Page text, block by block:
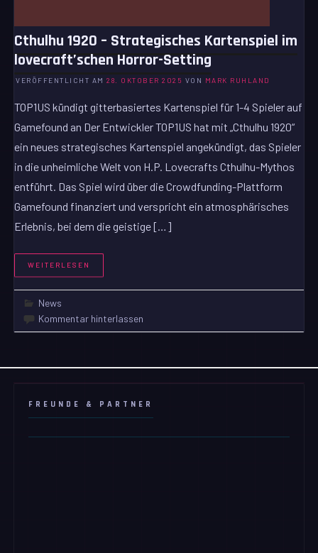
Cthulhu 1920 – Strategisches Kartenspiel im
lovecraft’schen Horror-Setting
VERÖFFENTLICHT AM28. OKTOBER 2025 VON MARK RUHLAND
TOP1US kündigt gitterbasiertes Kartenspiel für 1-4 Spieler auf
Gamefound an Der Entwickler TOP1US hat mit „Cthulhu 1920“
ein neues strategisches Kartenspiel angekündigt, das Spieler
in die unheimliche Welt von H.P. Lovecrafts Cthulhu-Mythos
entführt. Das Spiel wird über die Crowdfunding-Plattform
Gamefound finanziert und verspricht ein atmosphärisches
Erlebnis, bei dem die geistige […]
WEITERLESEN
News
Kommentar hinterlassen
FREUNDE & PARTNER